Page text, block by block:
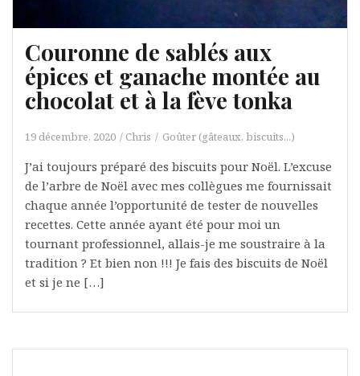
Couronne de sablés aux
épices et ganache montée au
chocolat et à la fève tonka
19 décembre, 2020 Chris Goûter (gâteaux, biscuits...)
J’ai toujours préparé des biscuits pour Noël. L’excuse
de l’arbre de Noël avec mes collègues me fournissait
chaque année l’opportunité de tester de nouvelles
recettes. Cette année ayant été pour moi un
tournant professionnel, allais-je me soustraire à la
tradition ? Et bien non !!! Je fais des biscuits de Noël
et si je ne […]